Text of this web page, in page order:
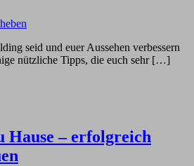
seid und euer Aussehen verbessern
nützliche Tipps, die euch sehr […]
– erfolgreich